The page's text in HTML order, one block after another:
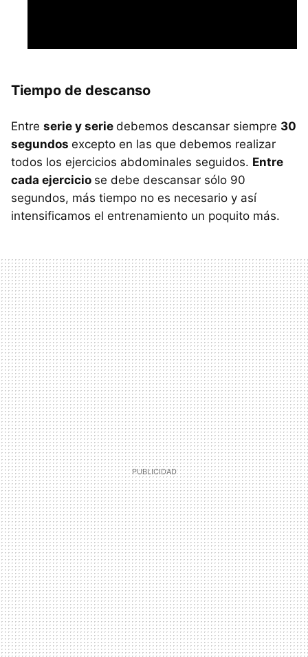
Tiempo de descanso
Entre serie y serie debemos descansar siempre 30
segundos excepto en las que debemos realizar
todos los ejercicios abdominales seguidos. Entre
cada ejercicio se debe descansar sólo 90
segundos, más tiempo no es necesario y así
intensificamos el entrenamiento un poquito más.